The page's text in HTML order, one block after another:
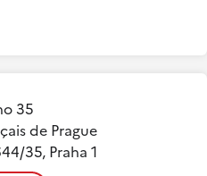
35
de Prague
35, Praha 1